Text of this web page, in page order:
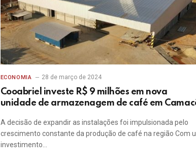
ECONOMIA 28 de março de 2024
Cooabriel investe R$ 9 milhões em nova
unidade de armazenagem de café em
A decisão de expandir as instalações foi impulsionada pelo
crescimento constante da produção de café na região Com
investimento…